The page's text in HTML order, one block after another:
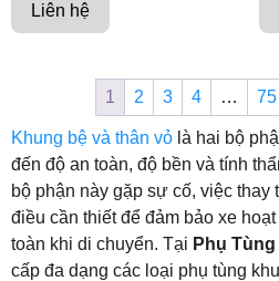
Liên hệ
1 2 3 4 … 75
Khung bệ và thân vỏ là hai bộ
đến độ an toàn, độ bền và tính
bộ phận này gặp sự cố, việc
điều cần thiết để đảm bảo xe
toàn khi di chuyển. Tại Phụ
cấp đa dạng các loại phụ tùng